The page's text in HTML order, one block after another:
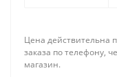
Цена действительна
заказа по телефону,
магазин.